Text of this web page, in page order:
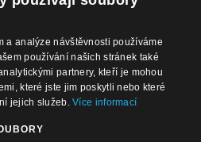
a analýze návštěvnosti používáme
používání našich stránek také
partnery, kteří je mohou
které jste jim poskytli nebo které
jejich služeb.Více informací